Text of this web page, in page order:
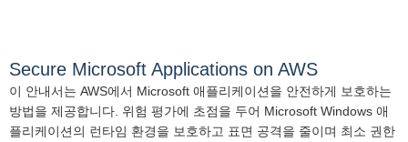
Secure Microsoft Applications on AWS
이 안내서는 AWS에서 Microsoft 애플리케이션을 안전하게 보호하는
방법을 제공합니다. 위험 평가에 초점을 두어 Microsoft Windows 애
플리케이션의 런타임 환경을 보호하고 표면 공격을 줄이며 최소 권한